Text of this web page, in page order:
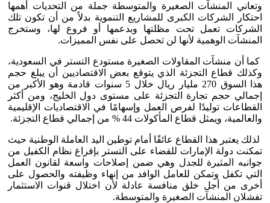
وتعاني المنشآت الصغيرة والمتوسطة جملة من التحديات أهمها
احتكار الشركات الكبرى للمشاريع التنموية بدلاً من أن تكون تلك
الشركات تعمل تحت مظلتها وبدعمها أو فروع لها، وستخرج
المنشآت الوهمية لأنها لن تحصل على نفس المميزات.
كما أن منشآت المقاولات الصغيرة مستودع التستر في السعودية،
وكذلك قطاع التجزئة الذي يتوقع بعض الاقتصاديين أن يبلغ حجم
هذا السوق 270 مليار ريال خلال 5 سنوات قادمة وهو الأكبر من
إجمالي حجم تجارة التجزئة على مستوى دول الخليج، ومن أكثر
القطاعات توليدًا لفرص العمل وإسهامًا في الاقتصاديات الإقليمية
والعالمية، ويمثل قطاع المأكولات 44 % من إجمالي قطاع التجزئة.
لذلك يعتبر هذا القطاع عائقًا أمام توطين اليد العاملة الوطنية حيث
تمكنت دولة الإمارات للقضاء على التستر بإفراغ نظام الكفيل من
جوانبه المثيرة للجدل وهي ضمن إصلاحات واسعة لقانون العمل
التي تكفل وتمكن للعامل الوافد من إنهاء وظيفته والحصول على
أخرى من أجل خلق منافسة عادلة لأن اختلال قنوات الاستثمار
تفشلان المنشآت الصغيرة والمتوسطة.